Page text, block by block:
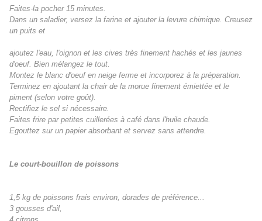
Faites-la pocher 15 minutes.
Dans un saladier, versez la farine et ajouter la levure chimique. Creusez
un puits et
ajoutez l'eau, l'oignon et les cives très finement hachés et les jaunes
d'oeuf. Bien mélangez le tout.
Montez le blanc d'oeuf en neige ferme et incorporez à la préparation.
Terminez en ajoutant la chair de la morue finement émiettée et le
piment (selon votre goût).
Rectifiez le sel si nécessaire.
Faites frire par petites cuillerées à café dans l'huile chaude.
Egouttez sur un papier absorbant et servez sans attendre.
Le court-bouillon de poissons
1,5 kg de poissons frais environ, dorades de préférence...
3 gousses d'ail,